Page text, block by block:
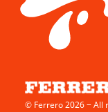
© Ferrero 2026 − All